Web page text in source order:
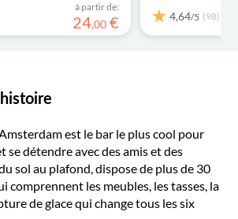
à partir de:
24,00 € 4,64/5 (98)
est le bar le plus cool pour
se détendre avec des amis et des
sol au plafond, dispose de plus de 30
comprennent les meubles, les tasses, la
de glace qui change tous les six